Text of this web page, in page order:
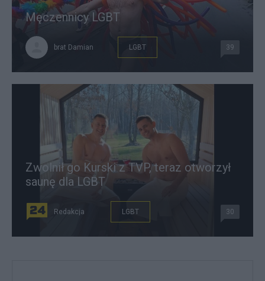
Męczennicy LGBT
brat Damian LGBT 39
Zwolnił go Kurski z TVP, teraz otworzył
saunę dla LGBT
Redakcja LGBT 30